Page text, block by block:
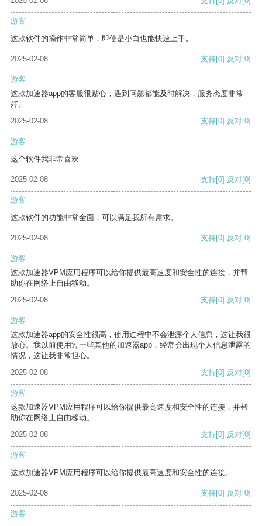
游客
这款软件的操作非常简单，即使是小白也能快速上手。
2025-02-08 支持[0] 反对[0]
游客
这款加速器app的客服很贴心，遇到问题都能及时解决，服务态度非常
好。
2025-02-08
支持[0] 反对[0]
游客
这个软件我非常喜欢
2025-02-08 支持[0] 反对[0]
游客
这款软件的功能非常全面，可以满足我所有需求。
2025-02-08 支持[0] 反对[0]
游客
这款加速器VPM应用程序可以给你提供最高速度和安全性的连接，并帮
助你在网络上自由移动。
2025-02-08
支持[0] 反对[0]
游客
这款加速器app的安全性很高，使用过程中不会泄露个人信息，这让我很
放心。我以前使用过一些其他的加速器app，经常会出现个人信息泄露的
情况，这让我非常担心。
2025-02-08
支持[0] 反对[0]
游客
这款加速器VPM应用程序可以给你提供最高速度和安全性的连接，并帮
助你在网络上自由移动。
2025-02-08
支持[0] 反对[0]
游客
这款加速器VPM应用程序可以给你提供最高速度和安全性的连接。
2025-02-08 支持[0] 反对[0]
游客